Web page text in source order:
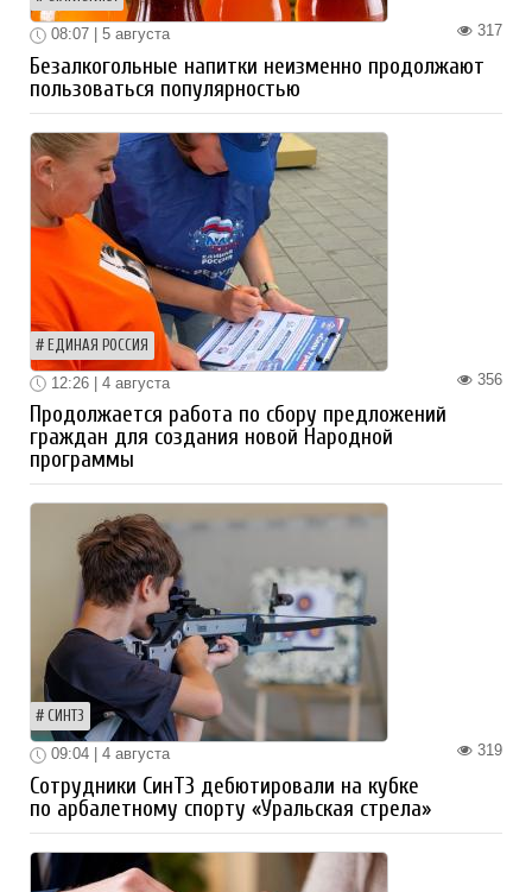
317
08:07 | 5 августа
Безалкогольные напитки неизменно продолжают
пользоваться популярностью
ЕДИНАЯ РОССИЯ
356
12:26 | 4 августа
Продолжается работа по сбору предложений
граждан для создания новой Народной
программы
СИНТЗ
319
09:04 | 4 августа
Сотрудники СинТЗ дебютировали на кубке
по арбалетному спорту «Уральская стрела»